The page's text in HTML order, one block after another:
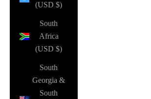
(USD $)
South
Africa
(USD $)
South
Georgia &
South